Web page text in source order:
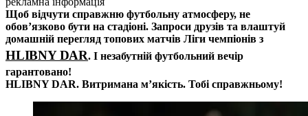
Щоб відчути справжню футбольну атмосферу, не
обов’язково бути на стадіоні. Запроси друзів та влаштуй
домашній перегляд топових матчів Ліги чемпіонів з
HLIBNY DAR. І незабутній футбольний вечір
гарантовано!
HLIBNY DAR. Витримана мʼякість. Тобі справжньому!